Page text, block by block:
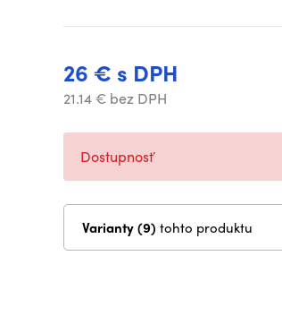
26 € s DPH
21.14 € bez DPH
Dostupnosť
Varianty (9) tohto produktu